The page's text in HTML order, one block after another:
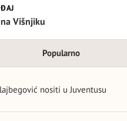
Višnjiku
Popularno
nositi u Juventusu